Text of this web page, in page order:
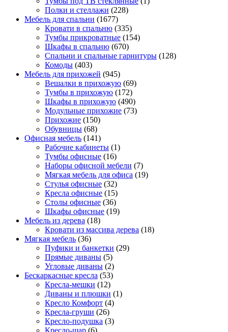
Полки и стеллажи (228)
Мебель для спальни (1677)
Кровати в спальню (335)
Тумбы прикроватные (154)
Шкафы в спальню (670)
Спальни и спальные гарнитуры (128)
Комоды (403)
Мебель для прихожей (945)
Вешалки в прихожую (69)
Тумбы в прихожую (172)
Шкафы в прихожую (490)
Модульные прихожие (73)
Прихожие (150)
Обувницы (68)
Офисная мебель (141)
Рабочие кабинеты (1)
Тумбы офисные (16)
Наборы офисной мебели (7)
Мягкая мебель для офиса (19)
Стулья офисные (32)
Кресла офисные (15)
Столы офисные (36)
Шкафы офисные (19)
Мебель из дерева (18)
Кровати из массива дерева (18)
Мягкая мебель (36)
Пуфики и банкетки (29)
Прямые диваны (5)
Угловые диваны (2)
Бескаркасные кресла (53)
Кресла-мешки (12)
Диваны и плюшки (1)
Кресло Комфорт (4)
Кресла-груши (26)
Кресло-подушка (3)